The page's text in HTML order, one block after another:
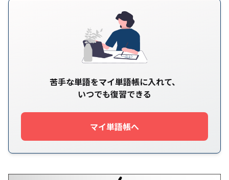
苦手な単語をマイ単語帳に入れて、
いつでも復習できる
マイ単語帳へ